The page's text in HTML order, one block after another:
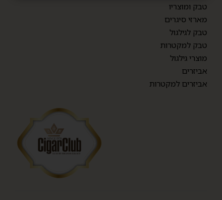
טבק ומוצריו
מארזי סיגרים
טבק לגילגול
טבק למקטרות
מוצרי גילגול
אביזרים
אביזרים למקטרות